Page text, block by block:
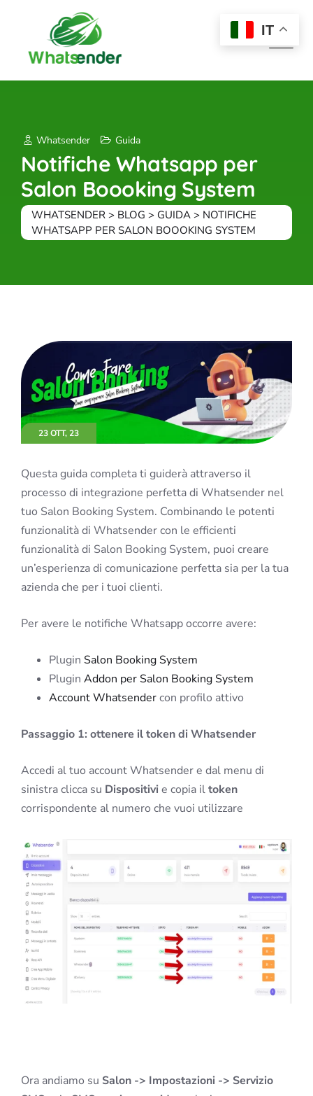
Whatsender Guida
Notifiche Whatsapp per
Salon Boooking System
WHATSENDER > BLOG > GUIDA > NOTIFICHE
WHATSAPP PER SALON BOOOKING SYSTEM
23 OTT, 23
Questa guida completa ti guiderà attraverso il
processo di integrazione perfetta di Whatsender nel
tuo Salon Booking System. Combinando le potenti
funzionalità di Whatsender con le efficienti
funzionalità di Salon Booking System, puoi creare
un’esperienza di comunicazione perfetta sia per la tua
azienda che per i tuoi clienti.
Per avere le notifiche Whatsapp occorre avere:
Plugin Salon Booking System
Plugin Addon per Salon Booking System
Account Whatsendercon profilo attivo
Passaggio 1: ottenere il token di Whatsender
Accedi al tuo account Whatsender e dal menu di
sinistra clicca su Dispositivie copia iltoken
corrispondente al numero che vuoi utilizzare
Ora andiamo su Salon -> Impostazioni -> Servizio
IT